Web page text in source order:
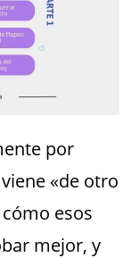
por
«de otro
esos
mejor, y